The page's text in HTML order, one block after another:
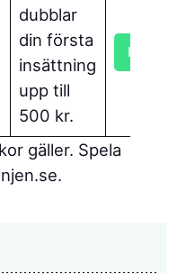
dubblar
din första
insättning
upp till
500 kr.
Hämta
gäller. Spela